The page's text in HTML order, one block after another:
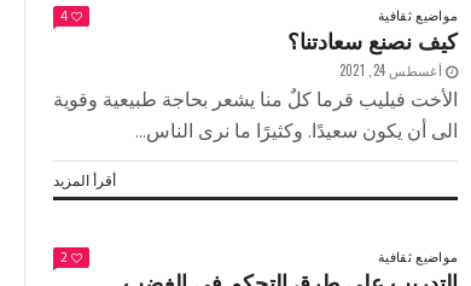
مواضيع ثقافية 4
كيف نصنع سعادتنا؟
أغسطس 24, 2021
الأخت فيليب قرما كلٌ منا يشعر بحاجة طبيعية وقوية
الى أن يكون سعيدًا. وكثيرًا ما نرى الناس...
أقرأ المزيد
مواضيع ثقافية 2